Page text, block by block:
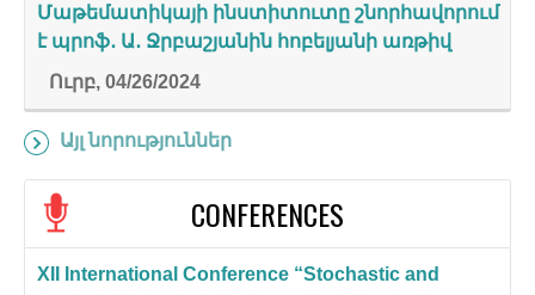
Մաթեմատիկայի ինստիտուտը շնորհավորում
է պրոֆ․ Ա․ Ջրբաշյանին հոբելյանի առթիվ
Ուրբ, 04/26/2024
Այլ նորություններ
CONFERENCES
XII International Conference “Stochastic and